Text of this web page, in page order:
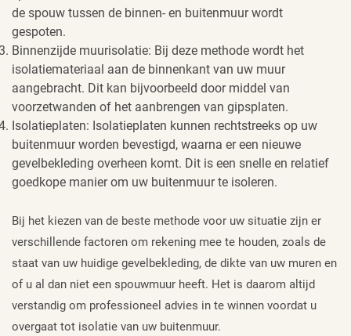
de spouw tussen de binnen- en buitenmuur wordt
gespoten.
Binnenzijde muurisolatie: Bij deze methode wordt het
isolatiemateriaal aan de binnenkant van uw muur
aangebracht. Dit kan bijvoorbeeld door middel van
voorzetwanden of het aanbrengen van gipsplaten.
Isolatieplaten: Isolatieplaten kunnen rechtstreeks op uw
buitenmuur worden bevestigd, waarna er een nieuwe
gevelbekleding overheen komt. Dit is een snelle en relatief
goedkope manier om uw buitenmuur te isoleren.
Bij het kiezen van de beste methode voor uw situatie zijn er
verschillende factoren om rekening mee te houden, zoals de
staat van uw huidige gevelbekleding, de dikte van uw muren en
of u al dan niet een spouwmuur heeft. Het is daarom altijd
verstandig om professioneel advies in te winnen voordat u
overgaat tot isolatie van uw buitenmuur.